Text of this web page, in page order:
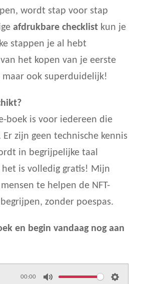
wordt stap voor stap
afdrukbare checklist kun je
stappen je al hebt
het kopen van je eerste
maar ook superduidelijk!
boek is voor iedereen die
Er zijn geen technische kennis
in begrijpelijke taal
het is volledig gratis! Mijn
te helpen de NFT-
zonder poespas.
en begin vandaag nog aan
00:00